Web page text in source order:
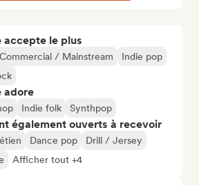
accepte le plus
Commercial / Mainstream
Indie pop
adore
Indie folk Synthpop
également ouverts à recevoir
Dance pop
Drill / Jersey
Afficher tout +4